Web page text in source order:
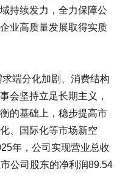
持续发力，全力保障公
业高质量发展取得实质
端分化加剧、消费结构
会坚持立足长期主义，
的基础上，稳步提高市
、国际化等市场新空
年，公司实现营业总收
公司股东的净利润89.54